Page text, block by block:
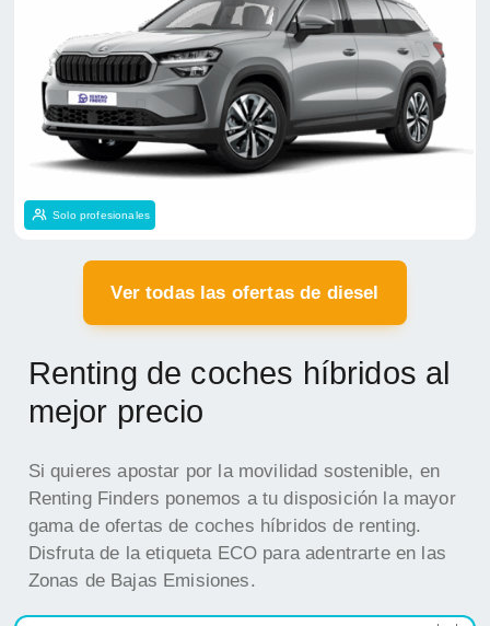
Solo profesionales
Ver todas las ofertas de diesel
Renting de coches híbridos al
mejor precio
Si quieres apostar por la movilidad sostenible, en
Renting Finders ponemos a tu disposición la mayor
gama de ofertas de coches híbridos de renting.
Disfruta de la etiqueta ECO para adentrarte en las
Zonas de Bajas Emisiones.